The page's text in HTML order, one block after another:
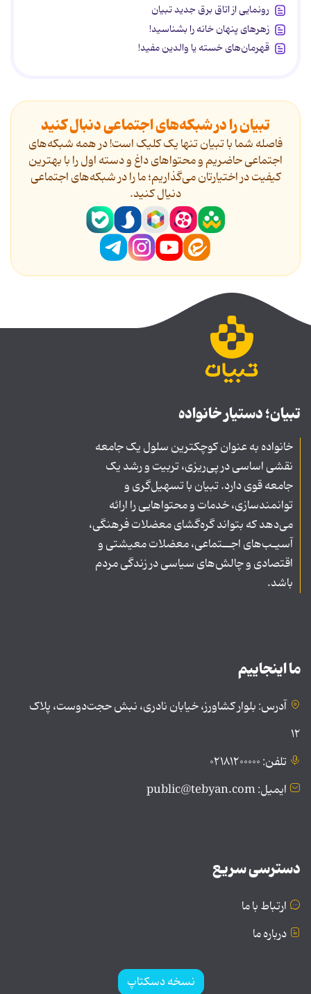
رونمایی از اتاق برق جدید تبیان
زهرهای پنهان خانه را بشناسید!
قهرمان‌های خسته یا والدین مفید!
تبیان را در شبکه‌های اجتماعی دنبال کنید
فاصله شما با تبیان تنها یک کلیک است! در همه شبکه‌های
اجتماعی حاضریم و محتواهای داغ و دسته اول را با بهترین
کیفیت در اختیارتان می‌گذاریم؛ ما را در شبکه‌های اجتماعی
دنیال کنید.
تبیان؛ دستیار خانواده
خانواده به عنوان کوچکترین سلول یک جامعه
نقشی اساسی در پی‌ریزی، تربیت و رشد یک
جامعه قوی دارد. تبیان با تسهیل‌گری و
توانمندسازی، خدمات و محتواهایی را ارائه
می‌دهد که بتواند گره‌گشای معضلات فرهنگی،
آسیـب‌های اجــتماعی، معضلات معیشتی و
اقتصادی و چالش‌های سیاسی در زندگی مردم
باشد.
ما اینجاییم
آدرس: بلوار کشاورز، خیابان نادری، نبش حجت‌دوست، پلاک
۱۲
تلفن: ۰۲۱۸۱۲۰۰۰۰۰
ایمیل: public@tebyan.com
دسترسی سریع
ارتباط با ما
درباره ما
نسخه دسکتاپ